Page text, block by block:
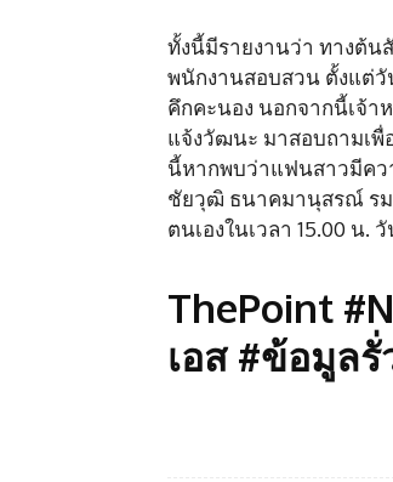
ทั้งนี้มีรายงานว่า ทางต้น
พนักงานสอบสวน ตั้งแต่วั
คึกคะนอง นอกจากนี้เจ้า
แจ้งวัฒนะ มาสอบถามเพื่
นี้หากพบว่าแฟนสาวมีคว
ชัยวุฒิ ธนาคมานุสรณ์ รม
ตนเองในเวลา 15.00 น.
ThePoint
เอส #ข้อมูลรั่